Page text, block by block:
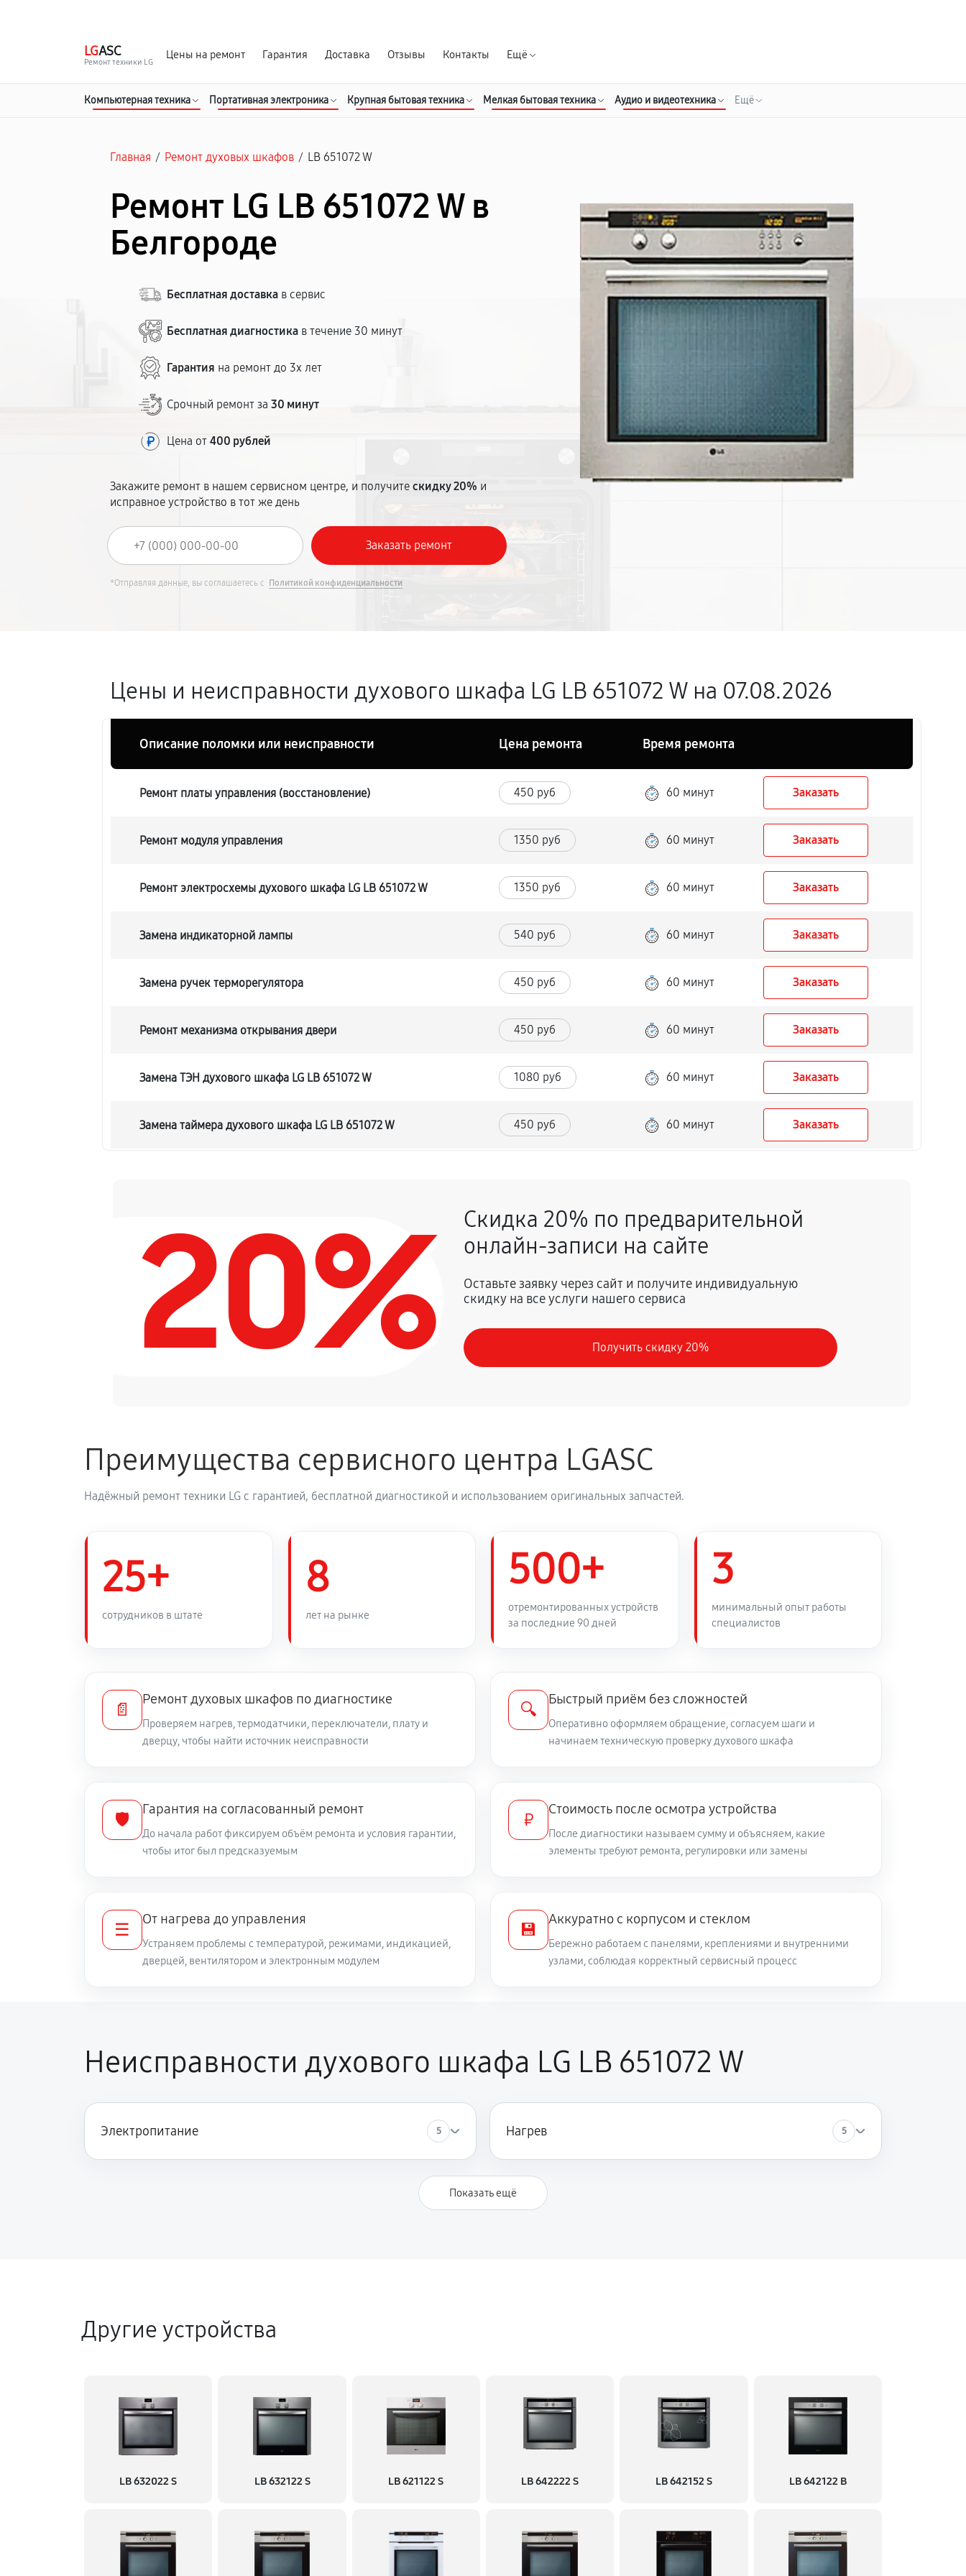
LGASC
Ремонт техники LG
Цены на ремонт Гарантия Доставка Отзывы Контакты Ещё
Компьютерная техника Портативная электроника Крупная бытовая техника Мелкая бытовая техника Аудио и видеотехника Ещё
Главная / Ремонт духовых шкафов / LB 651072 W
Ремонт LG LB 651072 W в
Белгороде
Бесплатная доставка в сервис
Бесплатная диагностика в течение 30 минут
Гарантия на ремонт до 3х лет
Срочный ремонт за30 минут
Цена от400 рублей
Закажите ремонт в нашем сервисном центре, и получитескидку 20% и
исправное устройство в тот же день
*Отправляя данные, вы соглашаетесь с Политикой конфиденциальности
Цены и неисправности духового шкафа LG LB 651072 W на 07.08.2026
Описание поломки или неисправности Цена ремонта Время ремонта
Ремонт платы управления (восстановление) 450 руб 60 минут Заказать
Ремонт модуля управления 1350 руб 60 минут Заказать
Ремонт электросхемы духового шкафа LG LB 651072 W 1350 руб 60 минут Заказать
Замена индикаторной лампы 540 руб 60 минут Заказать
Замена ручек терморегулятора 450 руб 60 минут Заказать
Ремонт механизма открывания двери 450 руб 60 минут Заказать
Замена ТЭН духового шкафа LG LB 651072 W 1080 руб 60 минут Заказать
Замена таймера духового шкафа LG LB 651072 W 450 руб 60 минут Заказать
450 руб 60 минут Заказать
Замена термодатчика духового шкафа LG LB 651072 W
Замена панели управления
20%
Скидка 20% по предварительной
онлайн-записи на сайте
Оставьте заявку через сайт и получите индивидуальную
скидку на все услуги нашего сервиса
Получить скидку 20%
Преимущества сервисного центра LGASC
Надёжный ремонт техники LG с гарантией, бесплатной диагностикой и использованием оригинальных запчастей.
25+
сотрудников в штате
8
лет на рынке
500+
отремонтированных устройств
за последние 90 дней
3
минимальный опыт работы
специалистов
📄
Ремонт духовых шкафов по диагностике
Проверяем нагрев, термодатчики, переключатели, плату и
дверцу, чтобы найти источник неисправности
🔍
Быстрый приём без сложностей
Оперативно оформляем обращение, согласуем шаги и
начинаем техническую проверку духового шкафа
🛡️
Гарантия на согласованный ремонт
До начала работ фиксируем объём ремонта и условия гарантии,
чтобы итог был предсказуемым
₽
Стоимость после осмотра устройства
После диагностики называем сумму и объясняем, какие
элементы требуют ремонта, регулировки или замены
☰
От нагрева до управления
Устраняем проблемы с температурой, режимами, индикацией,
дверцей, вентилятором и электронным модулем
💾
Аккуратно с корпусом и стеклом
Бережно работаем с панелями, креплениями и внутренними
узлами, соблюдая корректный сервисный процесс
Неисправности духового шкафа LG LB 651072 W
Электропитание 5 Нагрев 5
Показать ещё
Другие устройства
LB 632022 S LB 632122 S LB 621122 S LB 642222 S LB 642152 S LB 642122 B